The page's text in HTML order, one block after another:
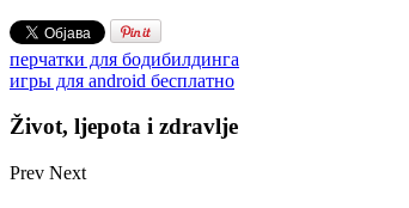
перчатки для бодибилдинга
игры для android бесплатно
Život, ljepota i zdravlje
Prev Next